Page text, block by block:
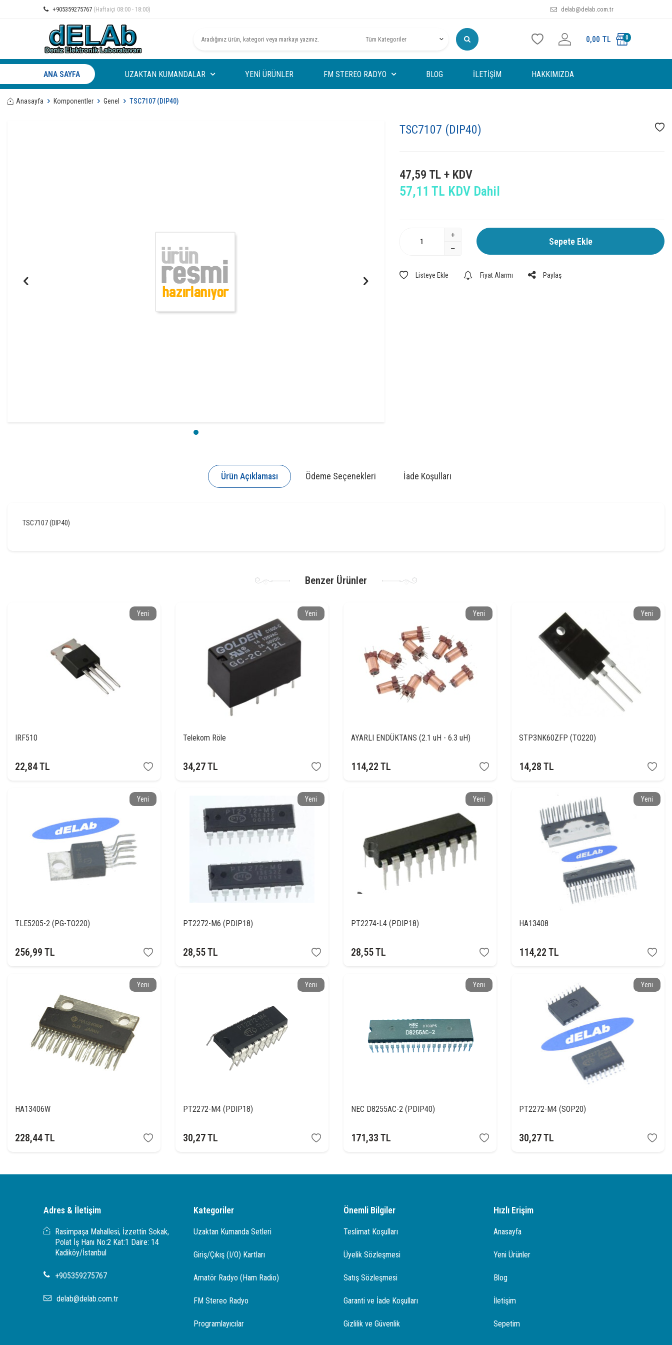
+905359275767 (Haftaiçi 08:00 - 18:00) delab@delab.com.tr
0,00 TL 0
ANA SAYFA UZAKTAN KUMANDALAR YENI ÜRÜNLER FM STEREO RADYO BLOG İLETIŞIM HAKKIMIZDA
Anasayfa Komponentler Genel TSC7107 (DIP40)
TSC7107 (DIP40)
47,59 TL + KDV
57,11 TL KDV Dahil
Sepete Ekle
Listeye Ekle Fiyat Alarmı Paylaş
Ürün Açıklaması Ödeme Seçenekleri İade Koşulları
TSC7107 (DIP40)
Benzer Ürünler
Yeni
IRF510
22,84TL
Yeni
Telekom Röle
34,27TL
Yeni
AYARLI ENDÜKTANS (2.1 uH - 6.3 uH)
114,22 TL
Yeni
STP3NK60ZFP (TO220)
14,28 TL
Yeni
TLE5205-2 (PG-TO220)
256,99 TL
Yeni
PT2272-M6 (PDIP18)
28,55TL
Yeni
PT2274-L4 (PDIP18)
28,55TL
Yeni
HA13408
114,22 TL
Yeni
HA13406W
228,44TL
Yeni
PT2272-M4 (PDIP18)
30,27TL
Yeni
NEC D8255AC-2 (PDIP40)
171,33 TL
Yeni
PT2272-M4 (SOP20)
30,27TL
Adres & İletişim
Rasimpaşa Mahallesi, İzzettin Sokak,
Polat İş Hanı No:2 Kat:1 Daire: 14
Kadiköy/İstanbul
+905359275767
delab@delab.com.tr
Kategoriler
Uzaktan Kumanda Setleri
Giriş/Çıkış (I/O) Kartları
Amatör Radyo (Ham Radio)
FM Stereo Radyo
Programlayıcılar
Önemli Bilgiler
Teslimat Koşulları
Üyelik Sözleşmesi
Satış Sözleşmesi
Garanti ve İade Koşulları
Gizlilik ve Güvenlik
Hızlı Erişim
Anasayfa
Yeni Ürünler
Blog
İletişim
Sepetim